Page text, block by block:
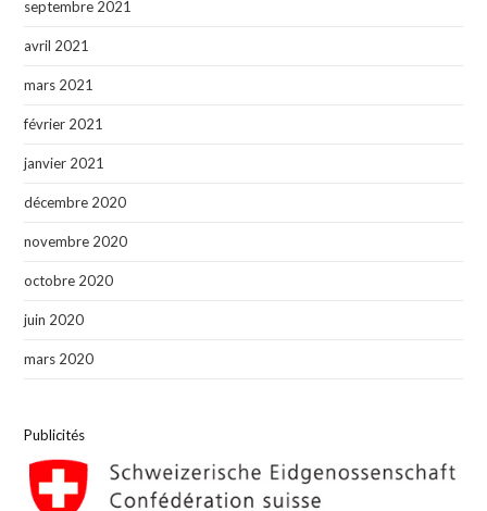
septembre 2021
avril 2021
mars 2021
février 2021
janvier 2021
décembre 2020
novembre 2020
octobre 2020
juin 2020
mars 2020
Publicités